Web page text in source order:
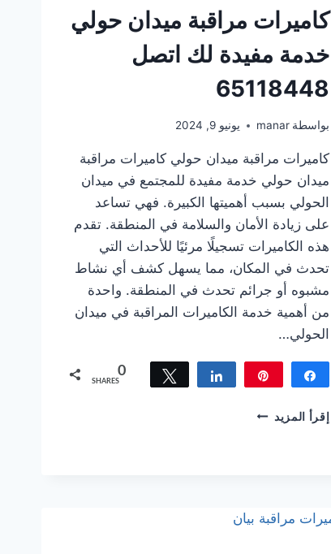
كاميرات مراقبة ميدان حولي
خدمة مفيدة لك اتصل
65118448
بواسطة manar يونيو 9, 2024
كاميرات مراقبة ميدان حولي كاميرات مراقبة
ميدان حولي خدمة مفيدة للمجتمع في ميدان
الحولي بسبب أهميتها الكبيرة. فهي تساعد
على زيادة الأمان والسلامة في المنطقة. تقدم
هذه الكاميرات تسجيلًا مرئيًا للأحداث التي
تحدث في المكان، مما يسهل كشف أي نشاط
مشبوه أو جرائم تحدث في المنطقة. واحدة
من أهمية خدمة الكاميرات المراقبة في ميدان
الحولي…
0
SHARES
Tweet Share
إقرأ المزيد كاميرات
لك